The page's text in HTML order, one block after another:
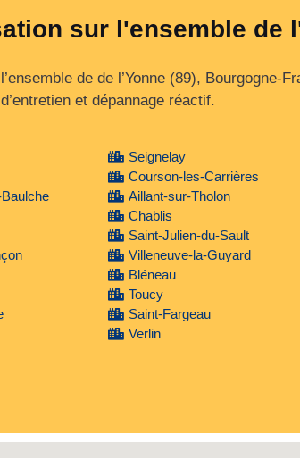
sur l'ensemble de
de de l’Yonne (89),
d’entretien et dépannage réactif.
Seignelay
Courson-les-Carrières
Aillant-sur-Tholon
Chablis
Saint-Julien-du-Sault
Villeneuve-la-Guyard
Bléneau
Toucy
Saint-Fargeau
Verlin